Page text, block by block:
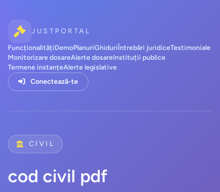
JUSTPORTAL
FuncționalitățiDemoPlanuriGhiduriÎntrebări juridiceTestimoniale
Monitorizare dosareAlerte dosareInstituții publice
Termene instanțeAlerte legislative
Conectează-te
CIVIL
cod civil pdf